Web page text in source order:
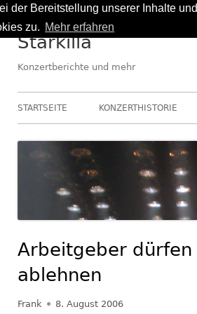
der Bereitstellung unserer Inhalte
zu. Mehr erfahren
Starkilla
Konzertberichte und mehr
Primäres
Menü
STARTSEITE KONZERTHISTORIE
Arbeitgeber dürfen
ablehnen
Autor
Frank
Veröffentlicht
8. August 2006